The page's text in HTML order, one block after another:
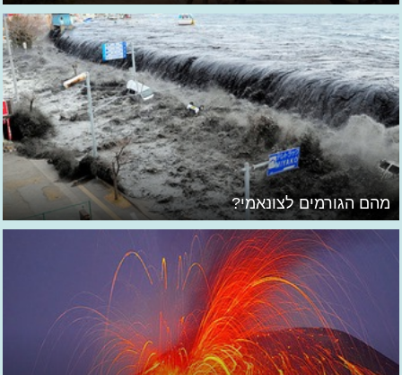
מהם הגורמים לצונאמי?